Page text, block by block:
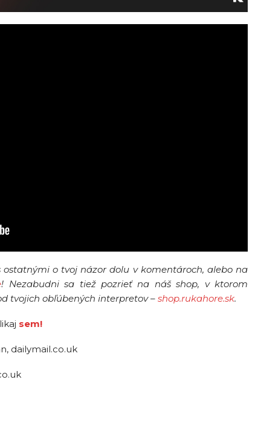
o tvoj názor dolu v komentároch, alebo na
! Nezabudni sa tiež pozrieť na náš shop, v ktorom
tvojich obľúbených interpretov – shop.rukahore.sk.
sem!
dailymail.co.uk